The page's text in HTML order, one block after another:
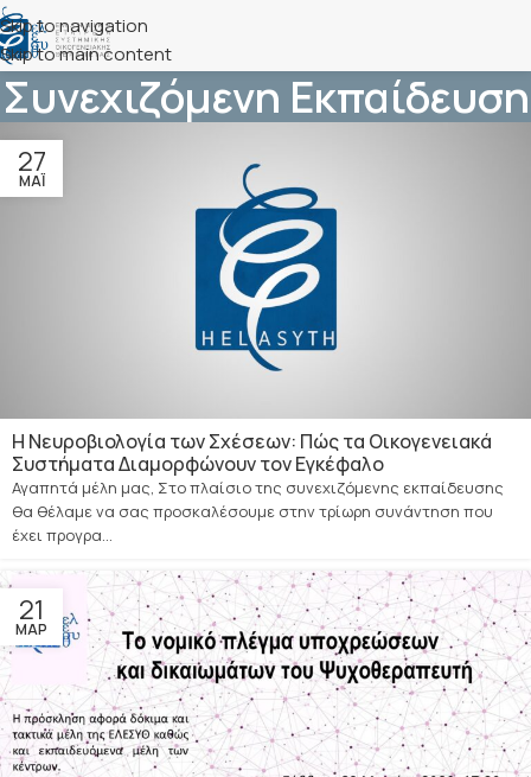
Skip to navigation
Skip to main content
Συνεχιζόμενη Εκπαίδευση
27
ΜΆΙ
Η Νευροβιολογία των Σχέσεων: Πώς τα Οικογενειακά
Συστήματα Διαμορφώνουν τον Εγκέφαλο
Αγαπητά μέλη μας, Στο πλαίσιο της συνεχιζόμενης εκπαίδευσης
θα θέλαμε να σας προσκαλέσουμε στην τρίωρη συνάντηση που
έχει προγρα...
21
ΜΑΡ